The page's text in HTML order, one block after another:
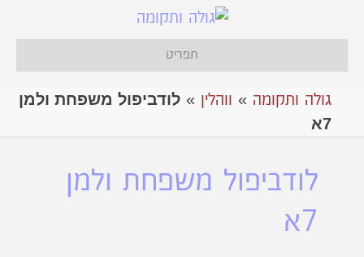
תפריט
גולה ותקומה » ווהלין » לודביפול משפחת ולמן
7א
לודביפול משפחת ולמן
7א